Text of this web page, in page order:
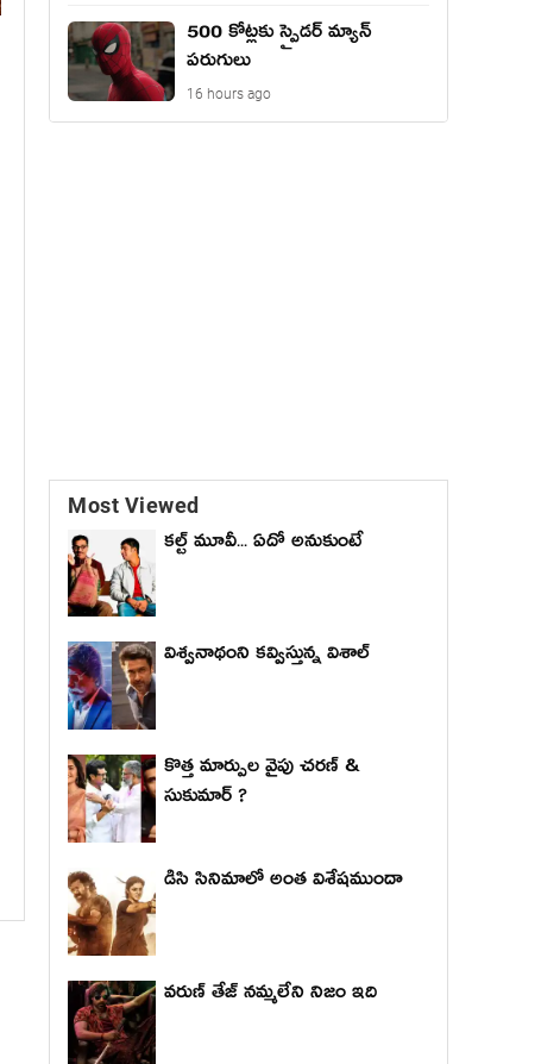
500 కోట్లకు స్పైడర్ మ్యాన్
పరుగులు
16 hours ago
Most Viewed
కల్ట్ మూవీ... ఏదో అనుకుంటే
విశ్వనాథంని కవ్విస్తున్న విశాల్
కొత్త మార్పుల వైపు చరణ్ &
సుకుమార్ ?
డిసి సినిమాలో అంత విశేషముందా
వరుణ్ తేజ్ నమ్మలేని నిజం ఇది